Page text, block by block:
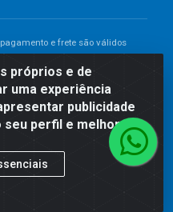
próprios e de
uma experiência
publicidade
perfil e melhorar a
e frete são válidos
será válido o preço que for
no momento do pagamento.
e disponibilidade do estoque.
ilustrativas.
LTDA - Av. Congresso
- PE - CEP: 55811-
0001-66